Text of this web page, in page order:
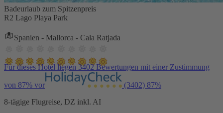
Badeurlaub zum Spitzenpreis
R2 Lago Playa Park
Spanien - Mallorca - Cala Ratjada
Für dieses Hotel liegen 3402 Bewertungen mit einer Zustimmung
von 87% vor (3402) 87%
8-tägige Flugreise, DZ inkl. AI